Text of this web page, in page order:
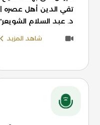
تقي الدين أهل عصره |
د. عبد السلام الشويعر'
شاهد المزيد